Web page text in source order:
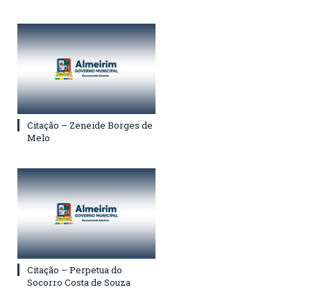
Citação – Zeneide Borges de
Melo
Citação – Perpetua do
Socorro Costa de Souza